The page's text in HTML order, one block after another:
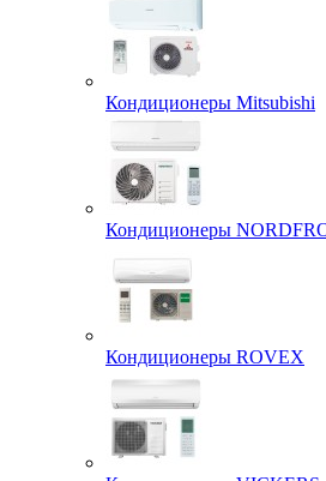
Кондиционеры Mitsubishi
Кондиционеры
Кондиционеры ROVEX